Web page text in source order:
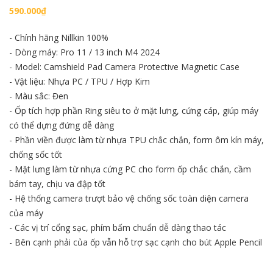
590.000₫
- Chính hãng Nillkin 100%
- Dòng máy: Pro 11 / 13 inch M4 2024
- Model: Camshield Pad Camera Protective Magnetic Case
- Vật liệu: Nhựa PC / TPU / Hợp Kim
- Màu sắc: Đen
- Ốp tích hợp phần Ring siêu to ở mặt lưng, cứng cáp, giúp máy
có thể dựng đứng dễ dàng
- Phần viền được làm từ nhựa TPU chắc chắn, form ôm kín máy,
chống sốc tốt
- Mặt lưng làm từ nhựa cứng PC cho form ốp chắc chắn, cầm
bám tay, chịu va đập tốt
- Hệ thống camera trượt bảo vệ chống sốc toàn diện camera
của máy
- Các vị trí cổng sạc, phím bấm chuẩn dễ dàng thao tác
- Bên cạnh phải của ốp vẫn hỗ trợ sạc cạnh cho bút Apple Pencil